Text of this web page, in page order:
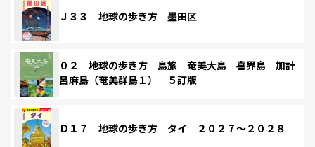
Ｊ３３ 地球の歩き方 墨田区
０２ 地球の歩き方 島旅 奄美大島 喜界島 加計
呂麻島（奄美群島１） ５訂版
Ｄ１７ 地球の歩き方 タイ ２０２７～２０２８